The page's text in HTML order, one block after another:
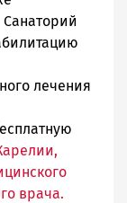
лечения
врача.